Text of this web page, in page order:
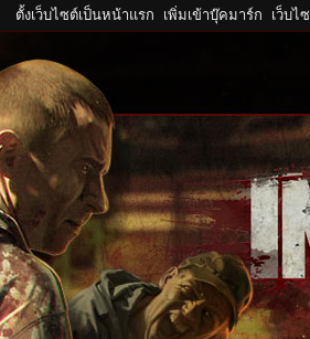
ตั้งเว็บไซต์เป็นหน้าแรก เพิ่มเข้าบุ๊คมาร์ก เว็บไ